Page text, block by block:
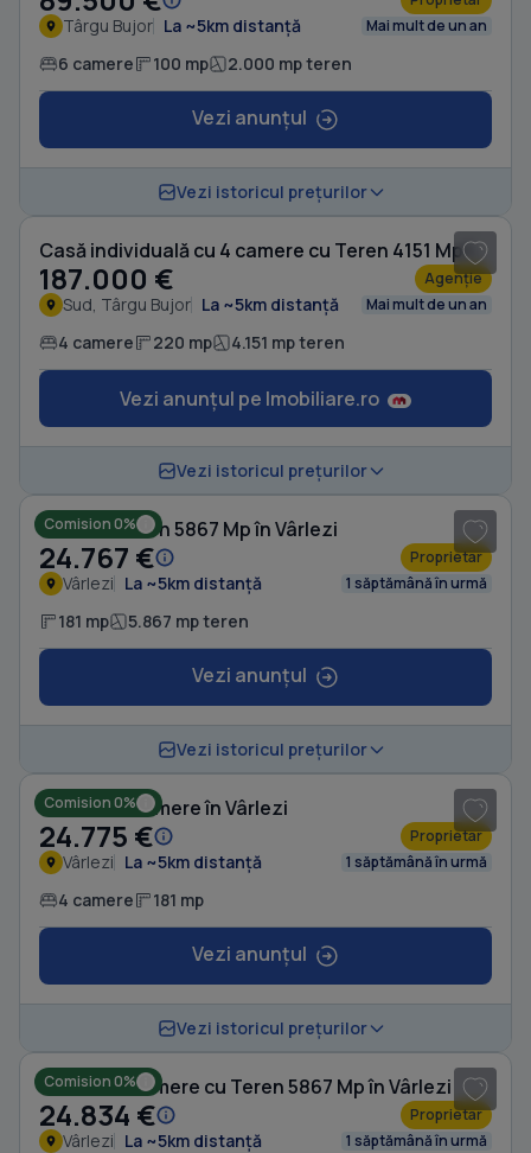
Târgu Bujor La ~5km distanță Mai mult de un an
6 camere 100 mp 2.000 mp teren
Vezi anunțul
Vezi istoricul prețurilor
Casă individuală cu 4 camere cu Teren 4151 Mp în Sud
187.000 € Agenție
Sud, Târgu Bujor La ~5km distanță Mai mult de un an
4 camere 220 mp 4.151 mp teren
Vezi anunțul pe Imobiliare.ro
Vezi istoricul prețurilor
Comision 0%
Casă cu Teren 5867 Mp în Vârlezi
24.767 € Proprietar
Vârlezi La ~5km distanță 1 săptămână în urmă
181 mp 5.867 mp teren
Vezi anunțul
Vezi istoricul prețurilor
Comision 0%
Casă cu 4 camere în Vârlezi
24.775 € Proprietar
Vârlezi La ~5km distanță 1 săptămână în urmă
4 camere 181 mp
Vezi anunțul
Vezi istoricul prețurilor
Comision 0%
Casă cu 5 camere cu Teren 5867 Mp în Vârlezi
24.834 € Proprietar
Vârlezi La ~5km distanță 1 săptămână în urmă